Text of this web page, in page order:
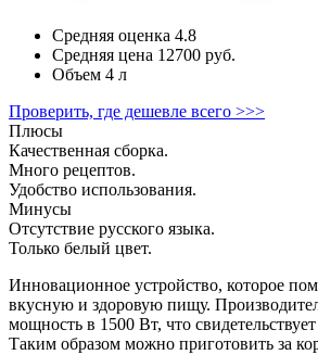
Средняя оценка 4.8
Средняя цена 12700 руб.
Объем 4 л
Проверить, где дешевле всего >>>
Плюсы
Качественная сборка.
Много рецептов.
Удобство использования.
Минусы
Отсутствие русского языка.
Только белый цвет.
Инновационное устройство, которое
вкусную и здоровую пищу.
мощность в 1500 Вт, что
Таким образом можно приготовить за